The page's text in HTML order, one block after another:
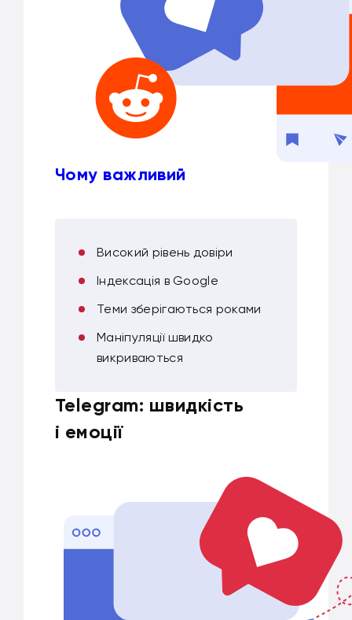
Чому важливий
Високий рівень довіри
Індексація в Google
Теми зберігаються роками
Маніпуляції швидко
викриваються
Telegram: швидкість
і емоції